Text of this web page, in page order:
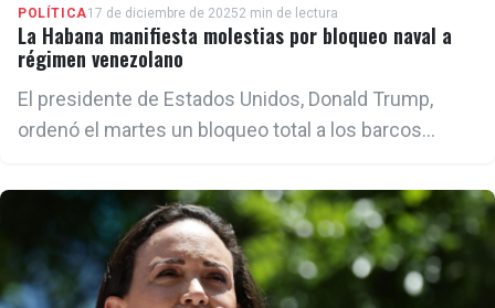
POLÍTICA17 de diciembre de 20252 min de lectura
La Habana manifiesta molestias por bloqueo naval a
régimen venezolano
El presidente de Estados Unidos, Donald Trump,
ordenó el martes un bloqueo total a los barcos
Venezuela.